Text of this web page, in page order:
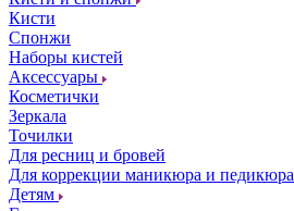
Кисти
Спонжи
Наборы кистей
Аксессуары
Косметички
Зеркала
Точилки
Для ресниц и бровей
Для коррекции маникюра и педикюра
Детям